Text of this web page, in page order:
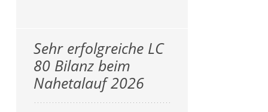
Sehr erfolgreiche LC
80 Bilanz beim
Nahetalauf 2026